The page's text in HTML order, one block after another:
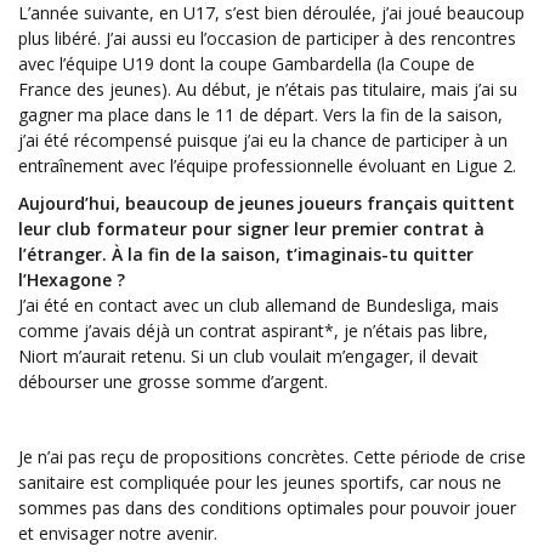
L’année suivante, en U17, s’est bien déroulée, j’ai joué beaucoup
plus libéré. J’ai aussi eu l’occasion de participer à des rencontres
avec l’équipe U19 dont la coupe Gambardella (la Coupe de
France des jeunes). Au début, je n’étais pas titulaire, mais j’ai su
gagner ma place dans le 11 de départ. Vers la fin de la saison,
j’ai été récompensé puisque j’ai eu la chance de participer à un
entraînement avec l’équipe professionnelle évoluant en Ligue 2.
Aujourd’hui, beaucoup de jeunes joueurs français quittent
leur club formateur pour signer leur premier contrat à
l’étranger. À la fin de la saison, t’imaginais-tu quitter
l’Hexagone ?
J’ai été en contact avec un club allemand de Bundesliga, mais
comme j’avais déjà un contrat aspirant*, je n’étais pas libre,
Niort m’aurait retenu. Si un club voulait m’engager, il devait
débourser une grosse somme d’argent.
Je n’ai pas reçu de propositions concrètes. Cette période de crise
sanitaire est compliquée pour les jeunes sportifs, car nous ne
sommes pas dans des conditions optimales pour pouvoir jouer
et envisager notre avenir.